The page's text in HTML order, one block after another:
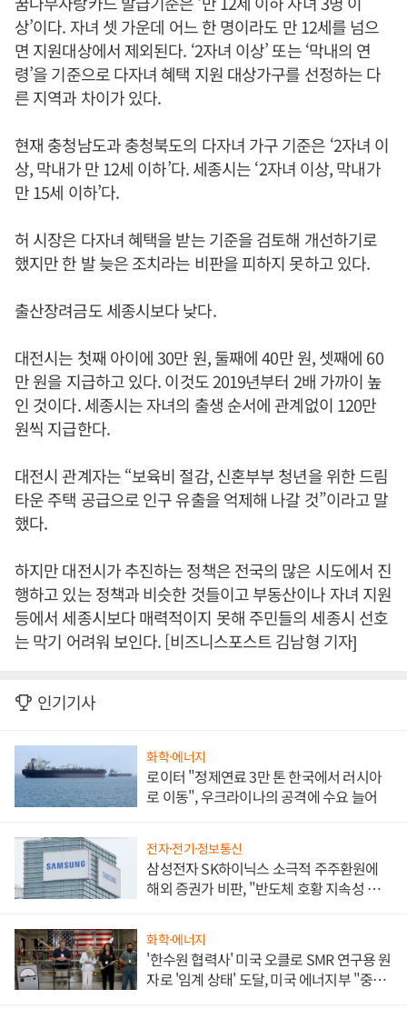
상’이다. 자녀 셋 가운데 어느 한 명이라도 만 12세를 넘으
면 지원대상에서 제외된다. ‘2자녀 이상’ 또는 ‘막내의 연
령’을 기준으로 다자녀 혜택 지원 대상가구를 선정하는 다
른 지역과 차이가 있다.
현재 충청남도과 충청북도의 다자녀 가구 기준은 ‘2자녀 이
상, 막내가 만 12세 이하’다. 세종시는 ‘2자녀 이상, 막내가
만 15세 이하’다.
허 시장은 다자녀 혜택을 받는 기준을 검토해 개선하기로
했지만 한 발 늦은 조치라는 비판을 피하지 못하고 있다.
출산장려금도 세종시보다 낮다.
대전시는 첫째 아이에 30만 원, 둘째에 40만 원, 셋째에 60
만 원을 지급하고 있다. 이것도 2019년부터 2배 가까이 높
인 것이다. 세종시는 자녀의 출생 순서에 관계없이 120만
원씩 지급한다.
대전시 관계자는 “보육비 절감, 신혼부부 청년을 위한 드림
타운 주택 공급으로 인구 유출을 억제해 나갈 것”이라고 말
했다.
하지만 대전시가 추진하는 정책은 전국의 많은 시도에서 진
행하고 있는 정책과 비슷한 것들이고 부동산이나 자녀 지원
등에서 세종시보다 매력적이지 못해 주민들의 세종시 선호
는 막기 어려워 보인다. [비즈니스포스트 김남형 기자]
인기기사
화학·에너지
로이터 "정제연료 3만 톤 한국에서 러시아
로 이동", 우크라이나의 공격에 수요 늘어
전자·전기·정보통신
삼성전자 SK하이닉스 소극적 주주환원에
해외 증권가 비판, "반도체 호황 지속성 의
화학·에너지
'한수원 협력사' 미국 오클로 SMR 연구용 원
자로 '임계 상태' 도달, 미국 에너지부 "중요